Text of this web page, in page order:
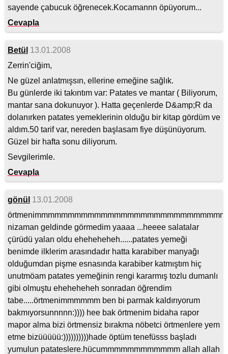
sayende çabucuk öğrenecek.Kocamannn öpüyorum...
Cevapla
Betül 13.01.2008
Zerrin'ciğim,
Ne güzel anlatmışsın, ellerine emeğine sağlık.
Bu günlerde iki takıntım var: Patates ve mantar ( Biliyorum,
mantar sana dokunuyor ). Hatta geçenlerde D&amp;R da
dolanırken patates yemeklerinin olduğu bir kitap gördüm ve
aldım.50 tarif var, nereden başlasam fiye düşünüyorum.
Güzel bir hafta sonu diliyorum.
Sevgilerimle.
Cevapla
gönül 13.01.2008
nizaman geldinde görmedim yaaaa ...heeee salatalar
çürüdü yalan oldu eheheheheh......patates yemeği
benimde ilklerim arasındadır hatta karabiber manyağı
olduğumdan pişme esnasında karabiber katmıştım hiç
unutmöam patates yemeğinin rengi kararmış tozlu dumanlı
gibi olmuştu eheheheheh sonradan öğrendim
tabe.....örtmenimmmmmm ben bi parmak kaldırıyorum
bakmıyorsunnnnn:)))) hee bak örtmenim bidaha rapor
mapor alma bizi örtmensiz bırakma nöbetci örtmenlere yem
etme bizüüüüü:))))))))))hade öptüm tenefüsss başladı
yumulun patateslere.hücummmmmmmmmmmm allah allah